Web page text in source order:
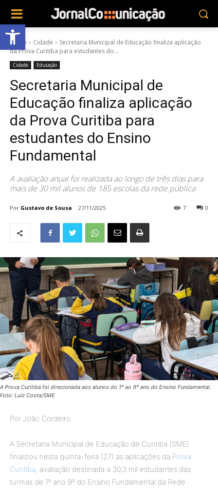
Abrir a barra de ferramentas
Home Cidade
Secretaria Municipal de Educação finaliza aplicação
da Prova Curitiba para estudantes do...
Cidade Educação
Secretaria Municipal de
Educação finaliza aplicação
da Prova Curitiba para
estudantes do Ensino
Fundamental
A avaliação anual foi realizada ao longo de três dias para
mais de 30 mil alunos de 185 escolas da rede pública
Por Gustavo de Sousa 27/11/2025 0
7
A Prova Curitiba foi direcionada aos alunos do 1º ao 9º ano do Ensino Fundamental.
Foto: Luiz Costa/SME
Por João Cordeiro
A Secretaria Municipal de Educação de Curitiba (SME)
finalizou nesta quinta-feira (27) as aplicações da Prova
Curitiba, avaliação destinada a 30,3 mil estudantes das
turmas de 1º ano 9º do Ensino Fundamental da Rede